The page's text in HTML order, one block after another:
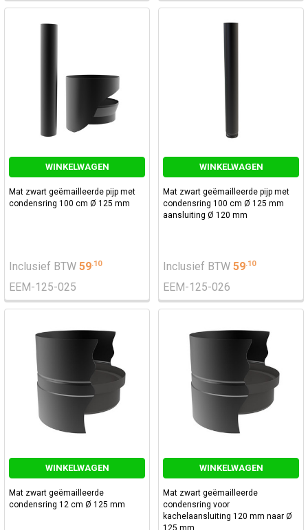
WINKELWAGEN
Mat zwart geëmailleerde pijp met
condensring 100 cm Ø 125 mm
Inclusief BTW 59.10
EEM-125-025
WINKELWAGEN
Mat zwart geëmailleerde pijp met
condensring 100 cm Ø 125 mm
aansluiting Ø 120 mm
Inclusief BTW 59.10
EEM-125-026
WINKELWAGEN
Mat zwart geëmailleerde
condensring 12 cm Ø 125 mm
WINKELWAGEN
Mat zwart geëmailleerde
condensring voor
kachelaansluiting 120 mm naar Ø